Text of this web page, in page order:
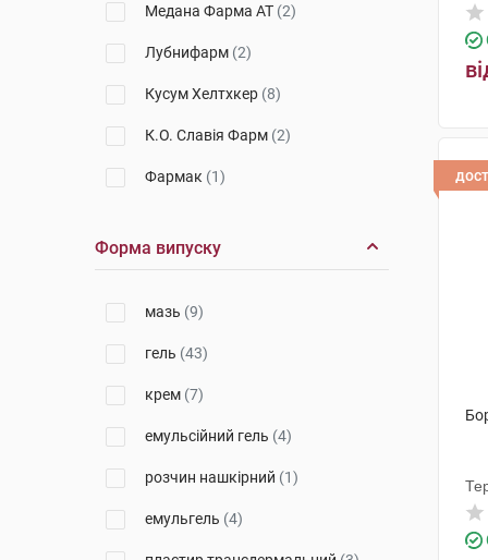
Медана Фарма АТ (2)
Лубнифарм (2)
Кусум Хелтхкер (8)
К.О. Славія Фарм (2)
Фармак (1)
Віола(1)
Форма випуску
мазь (9)
гель (43)
крем (7)
емульсійний гель (4)
розчин нашкірний (1)
емульгель (4)